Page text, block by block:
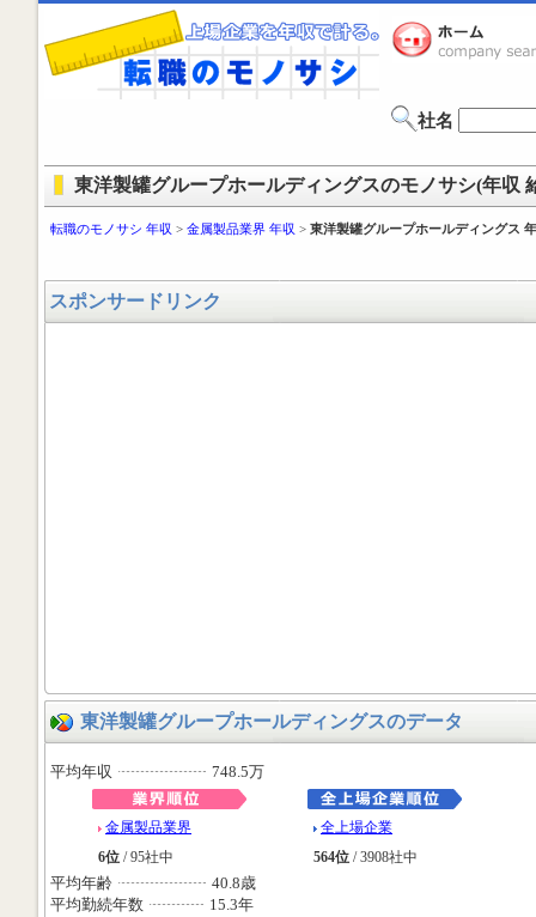
社名
東洋製罐グループホールディングスのモノサシ(年収
転職のモノサシ 年収 > 金属製品業界 年収 > 東洋製罐グループホールディングス
スポンサードリンク
東洋製罐グループホールディングスのデータ
平均年収 748.5万
金属製品業界
6位 / 95社中
全上場企業
564位 / 3908社中
平均年齢
40.8歳
平均勤続年数
15.3年